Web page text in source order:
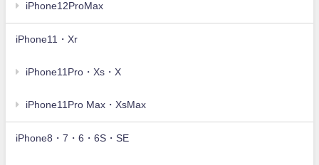
iPhone12ProMax
iPhone11・Xr
iPhone11Pro・Xs・X
iPhone11Pro Max・XsMax
iPhone8・7・6・6S・SE